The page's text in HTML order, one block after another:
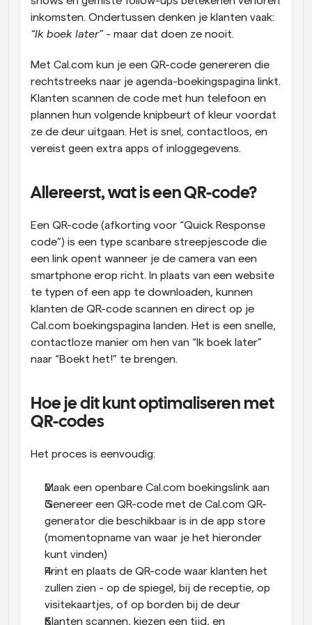
“Ik boek later” - maar dat doen ze nooit.
Met Cal.com kun je een QR-code genereren die
rechtstreeks naar je agenda-boekingspagina linkt.
Klanten scannen de code met hun telefoon en
plannen hun volgende knipbeurt of kleur voordat
ze de deur uitgaan. Het is snel, contactloos, en
vereist geen extra apps of inloggegevens.
Allereerst, wat is een QR-code?
Een QR-code (afkorting voor “Quick Response
code”) is een type scanbare streepjescode die
een link opent wanneer je de camera van een
smartphone erop richt. In plaats van een website
te typen of een app te downloaden, kunnen
klanten de QR-code scannen en direct op je
Cal.com boekingspagina landen. Het is een snelle,
contactloze manier om hen van “Ik boek later”
naar “Boekt het!” te brengen.
Hoe je dit kunt optimaliseren met
QR-codes
Het proces is eenvoudig:
Maak een openbare Cal.com boekingslink aan
Genereer een QR-code met de Cal.com QR-
generator die beschikbaar is in de app store
(momentopname van waar je het hieronder
kunt vinden)
Print en plaats de QR-code waar klanten het
zullen zien - op de spiegel, bij de receptie, op
visitekaartjes, of op borden bij de deur
Klanten scannen, kiezen een tijd, en